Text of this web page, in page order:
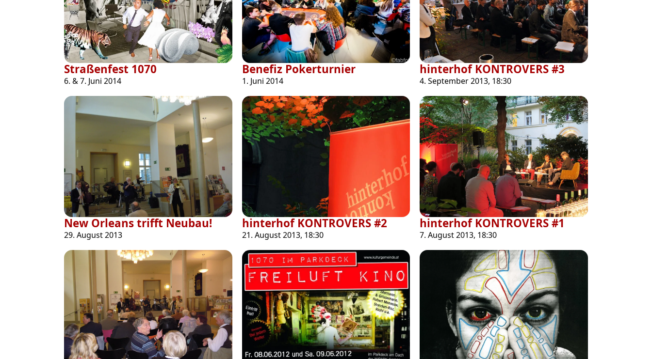
Straßenfest 1070
6. & 7. Juni 2014
Benefiz Pokerturnier
1. Juni 2014
hinterhof KONTROVERS #3
4. September 2013, 18:30
New Orleans trifft Neubau!
29. August 2013
hinterhof KONTROVERS #2
21. August 2013, 18:30
hinterhof KONTROVERS #1
7. August 2013, 18:30